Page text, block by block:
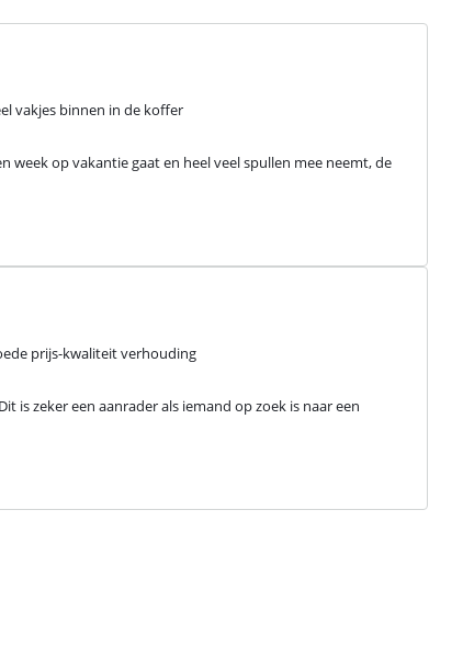
vakjes binnen in de koffer
week op vakantie gaat en heel veel spullen mee neemt, de
prijs-kwaliteit verhouding
is zeker een aanrader als iemand op zoek is naar een